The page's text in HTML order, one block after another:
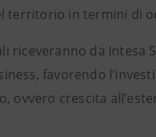
territorio in termini di
riceveranno da
favorendo
ovvero crescita